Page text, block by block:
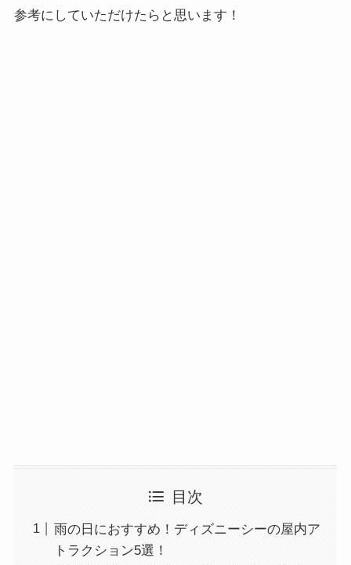
参考にしていただけたらと思います！
目次
雨の日におすすめ！ディズニーシーの屋内ア
トラクション5選！